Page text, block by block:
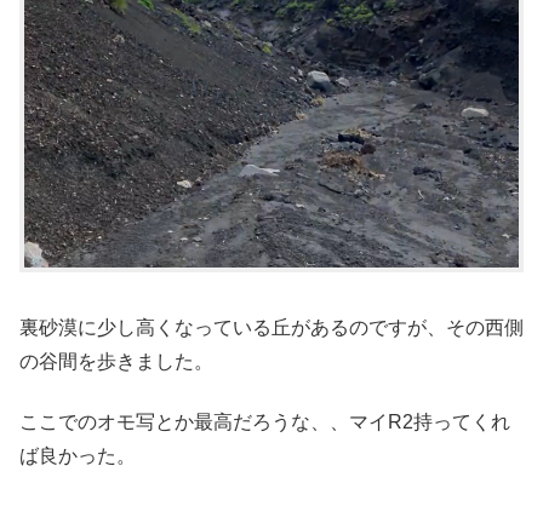
裏砂漠に少し高くなっている丘があるのですが、その西側
の谷間を歩きました。
ここでのオモ写とか最高だろうな、、マイR2持ってくれ
ば良かった。